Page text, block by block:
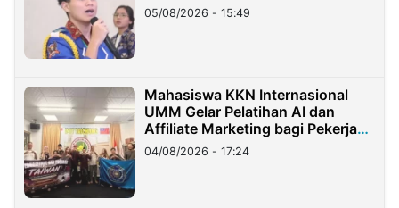
05/08/2026 - 15:49
Mahasiswa KKN Internasional
UMM Gelar Pelatihan AI dan
Affiliate Marketing bagi Pekerja
Migran Indonesia di Taiwan
04/08/2026 - 17:24